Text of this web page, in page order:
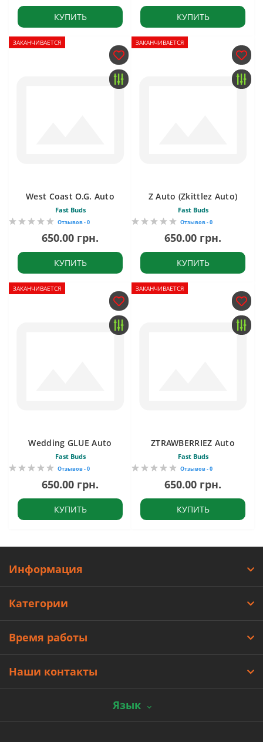
КУПИТЬ КУПИТЬ
ЗАКАНЧИВАЕТСЯ
West Coast O.G. Auto
Fast Buds
Отзывов - 0
650.00 грн.
КУПИТЬ
ЗАКАНЧИВАЕТСЯ
Z Auto (Zkittlez Auto)
Fast Buds
Отзывов - 0
650.00 грн.
КУПИТЬ
ЗАКАНЧИВАЕТСЯ
Wedding GLUE Auto
Fast Buds
Отзывов - 0
650.00 грн.
КУПИТЬ
ЗАКАНЧИВАЕТСЯ
ZTRAWBERRIEZ Auto
Fast Buds
Отзывов - 0
650.00 грн.
КУПИТЬ
Информация
Категории
Время работы
Наши контакты
Язык